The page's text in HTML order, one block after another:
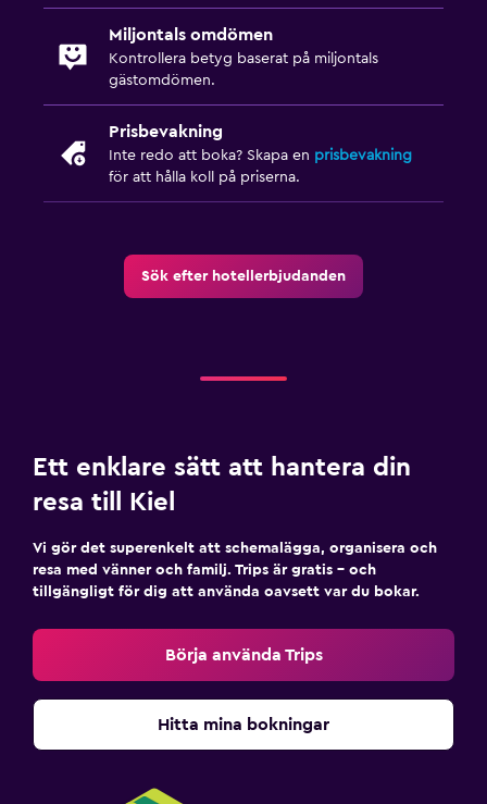
Miljontals omdömen
Kontrollera betyg baserat på miljontals
gästomdömen.
Prisbevakning
Inte redo att boka? Skapa en prisbevakning
för att hålla koll på priserna.
Sök efter hotellerbjudanden
Ett enklare sätt att hantera din
resa till Kiel
Vi gör det superenkelt att schemalägga, organisera och
resa med vänner och familj. Trips är gratis – och
tillgängligt för dig att använda oavsett var du bokar.
Börja använda Trips
Hitta mina bokningar